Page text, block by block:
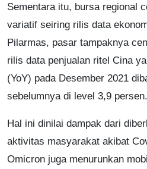
Sementara itu, bursa regional
variatif seiring rilis data
Pilarmas, pasar tampaknya
rilis data penjualan ritel Cina
(YoY) pada Desember 2021
sebelumnya di level 3,9 persen.
Hal ini dinilai dampak dari
aktivitas masyarakat akibat
Omicron juga menurunkan